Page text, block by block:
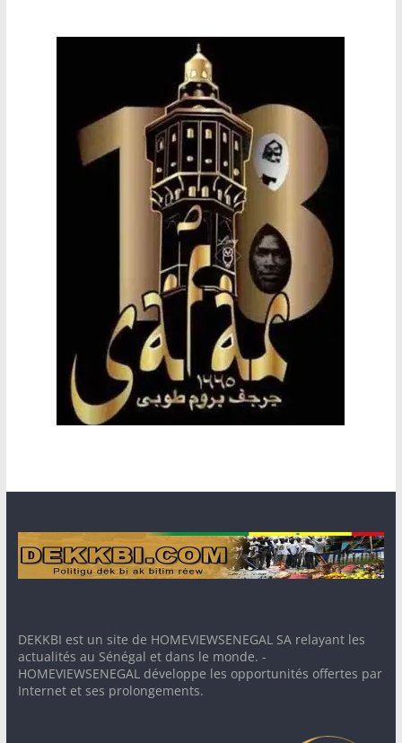
DEKKBI est un site de HOMEVIEWSENEGAL SA relayant les
actualités au Sénégal et dans le monde. -
HOMEVIEWSENEGAL développe les opportunités offertes par
Internet et ses prolongements.